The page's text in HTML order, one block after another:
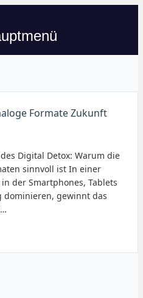
Formate Zukunft
Digital Detox: Warum die
sinnvoll ist In einer
der Smartphones, Tablets
dominieren, gewinnt das